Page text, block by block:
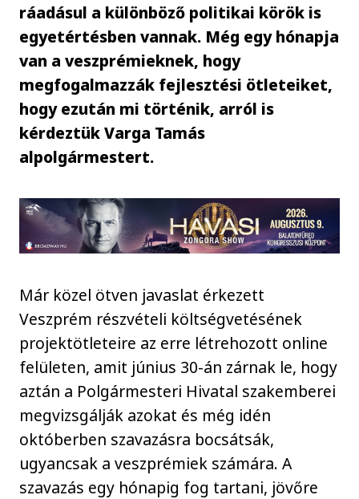
ráadásul a különböző politikai körök is
egyetértésben vannak. Még egy hónapja
van a veszprémieknek, hogy
megfogalmazzák fejlesztési ötleteiket,
hogy ezután mi történik, arról is
kérdeztük Varga Tamás
alpolgármestert.
Már közel ötven javaslat érkezett
Veszprém részvételi költségvetésének
projektötleteire az erre létrehozott online
felületen, amit június 30-án zárnak le, hogy
aztán a Polgármesteri Hivatal szakemberei
megvizsgálják azokat és még idén
októberben szavazásra bocsátsák,
ugyancsak a veszprémiek számára. A
szavazás egy hónapig fog tartani, jövőre